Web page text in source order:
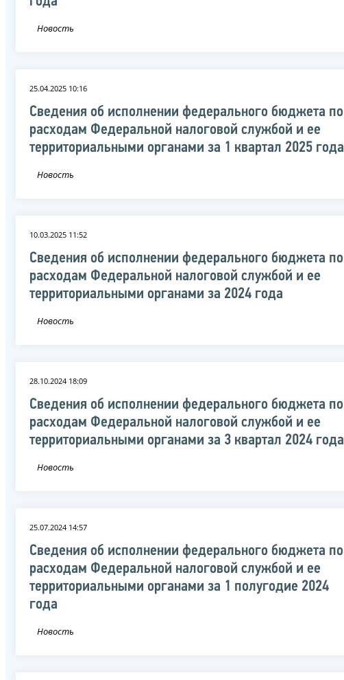
Новость
25.04.2025 10:16
Сведения об исполнении федерального бюджета по
расходам Федеральной налоговой службой и ее
территориальными органами за 1 квартал 2025 года
Новость
10.03.2025 11:52
Сведения об исполнении федерального бюджета по
расходам Федеральной налоговой службой и ее
территориальными органами за 2024 года
Новость
28.10.2024 18:09
Сведения об исполнении федерального бюджета по
расходам Федеральной налоговой службой и ее
территориальными органами за 3 квартал 2024 года
Новость
25.07.2024 14:57
Сведения об исполнении федерального бюджета по
расходам Федеральной налоговой службой и ее
территориальными органами за 1 полугодие 2024
года
Новость